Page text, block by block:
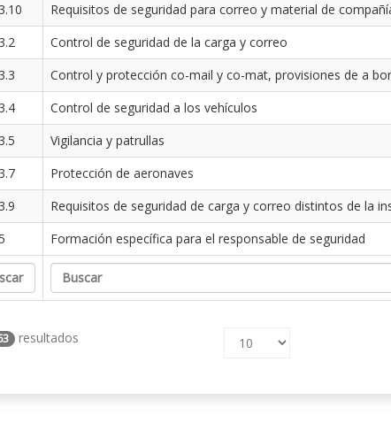
Requisitos de seguridad para correo y material de
Control de seguridad de la carga y correo
Control y protección co-mail y co-mat, provisiones de a
Control de seguridad a los vehículos
Vigilancia y patrullas
Protección de aeronaves
Requisitos de seguridad de carga y correo distintos de la
Formación específica para el responsable de seguridad
resultados